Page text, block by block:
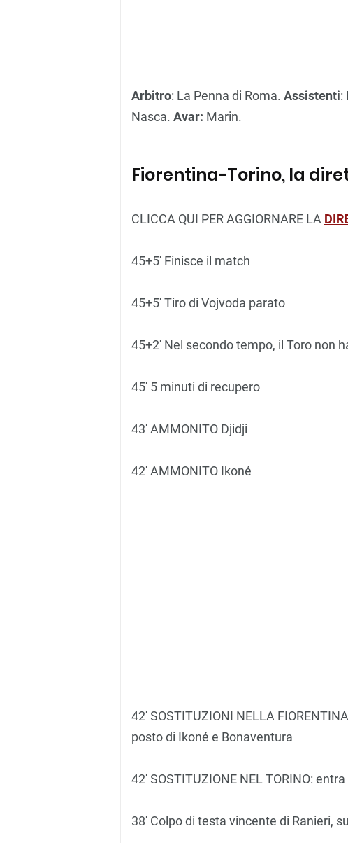
Arbitro: La Penna di Roma. Assistenti:
Nasca. Avar: Marin.
Fiorentina-Torino, la
CLICCA QUI PER AGGIORNARE LA
45+5′ Finisce il match
45+5′ Tiro di Vojvoda parato
45+2′ Nel secondo tempo, il Toro non
45′ 5 minuti di recupero
43′ AMMONITO Djidji
42′ AMMONITO Ikoné
42′ SOSTITUZIONI NELLA
posto di Ikoné e Bonaventura
42′ SOSTITUZIONE NEL TORINO:
38′ Colpo di testa vincente di Ranieri,